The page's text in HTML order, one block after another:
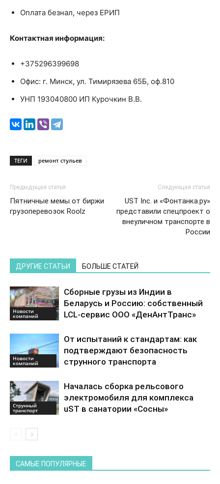
Оплата безнал, через ЕРИП
Контактная информация:
+375296399698
Офис: г. Минск, ул. Тимирязева 65Б, оф.810
УНП 193040800 ИП Курочкин В.В.
ТЕГИ ремонт стульев
Предыдущая статья
Пятничные мемы от биржи
грузоперевозок Roolz
Следующая статья
UST Inc. и «Фонтанка.ру»
представили спецпроект о
внеуличном транспорте в
России
ДРУГИЕ СТАТЬИ БОЛЬШЕ СТАТЕЙ
Новости
компаний
Сборные грузы из Индии в
Беларусь и Россию: собственный
LCL-сервис ООО «ДенАнтТранс»
Новости
компаний
От испытаний к стандартам: как
подтверждают безопасность
струнного транспорта
Струнный
транспорт
Началась сборка рельсового
электромобиля для комплекса
uST в санатории «Сосны»
САМЫЕ ПОПУЛЯРНЫЕ